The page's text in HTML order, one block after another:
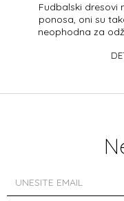
Fudbalski dresovi
ponosa, oni su
neophodna za